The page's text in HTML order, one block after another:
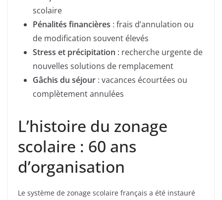
scolaire
Pénalités financières : frais d’annulation ou
de modification souvent élevés
Stress et précipitation : recherche urgente de
nouvelles solutions de remplacement
Gâchis du séjour : vacances écourtées ou
complètement annulées
L’histoire du zonage
scolaire : 60 ans
d’organisation
Le système de zonage scolaire français a été instauré